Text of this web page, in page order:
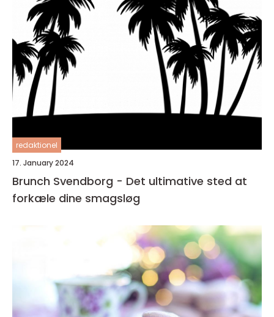
redaktionel
17. January 2024
Brunch Svendborg - Det ultimative sted at
forkæle dine smagsløg